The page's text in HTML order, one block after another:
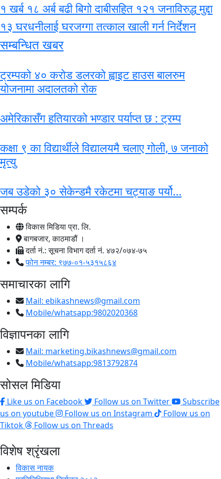
१ खर्ब १८ अर्ब बढी बिगो दाबीसहित १२१ जनाविरुद्ध मुद्दा
१३ घरधनीलाई घरजग्गा तत्काल खाली गर्न निर्देशन
सम्बन्धित खबर
ट्रम्पको ४० करोड डलरको ह्वाइट हाउस बालरुम
योजनामा अदालतको रोक
अमेरिकासँग हतियारको भण्डार पर्याप्त छ : ट्रम्प
कक्षा ९ का विद्यार्थीले विद्यालयमै चलाए गोली, ७ जनाको
मृत्यु
जब उडेको ३० सेकेन्डमै रकेटमा चट्याङ पर्यो...
सम्पर्क
विकास मिडिया प्रा. लि.
बागबजार, काठमाडौं ।
दर्ता नं.: सूचना विभाग दर्ता नं. ४७२/०७४-७५
फोन नम्बर: ९७७-०१-५३१५८६४
समाचारका लागि
Mail: ebikashnews@gmail.com
Mobile/whatsapp:9802020368
विज्ञापनका लागि
Mail: marketing.bikashnews@gmail.com
Mobile/whatsapp:9813792874
सोसल मिडिया
Like us on Facebook Follow us on Twitter
Subscribe
us on youtube
Follow us on Instagram
Follow us on
Tiktok
Follow us on Threads
विशेष श्रृंखला
विकास नायक